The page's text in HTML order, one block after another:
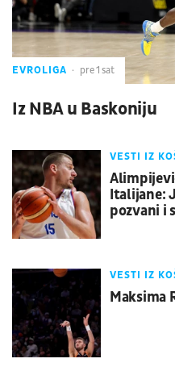
EVROLIGA pre 1 sat
Iz NBA u Baskoniju
VESTI IZ
Italijane:
pozvani i
VESTI IZ
Maksima